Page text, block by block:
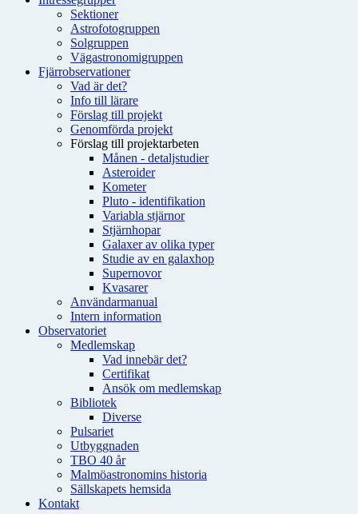
Sektioner
Astrofotogruppen
Solgruppen
Vägastronomigruppen
Fjärrobservationer
Vad är det?
Info till lärare
Förslag till projekt
Genomförda projekt
Förslag till projektarbeten
Månen - detaljstudier
Asteroider
Kometer
Pluto - identifikation
Variabla stjärnor
Stjärnhopar
Galaxer av olika typer
Studie av en galaxhop
Supernovor
Kvasarer
Användarmanual
Intern information
Observatoriet
Medlemskap
Vad innebär det?
Certifikat
Ansök om medlemskap
Bibliotek
Diverse
Pulsariet
Utbyggnaden
TBO 40 år
Malmöastronomins historia
Sällskapets hemsida
Kontakt